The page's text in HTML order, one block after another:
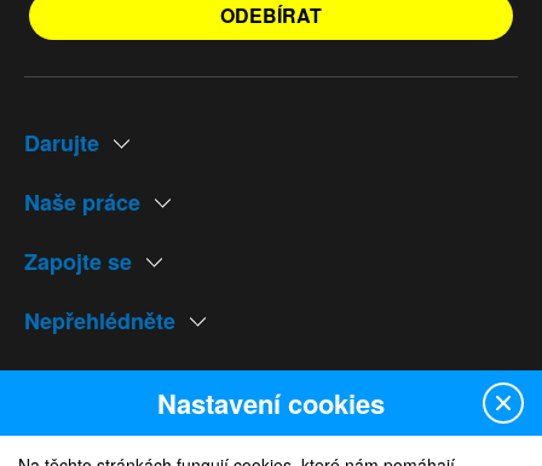
ODEBÍRAT
Darujte
Naše práce
Zapojte se
Nepřehlédněte
Naše weby
Nastavení cookies